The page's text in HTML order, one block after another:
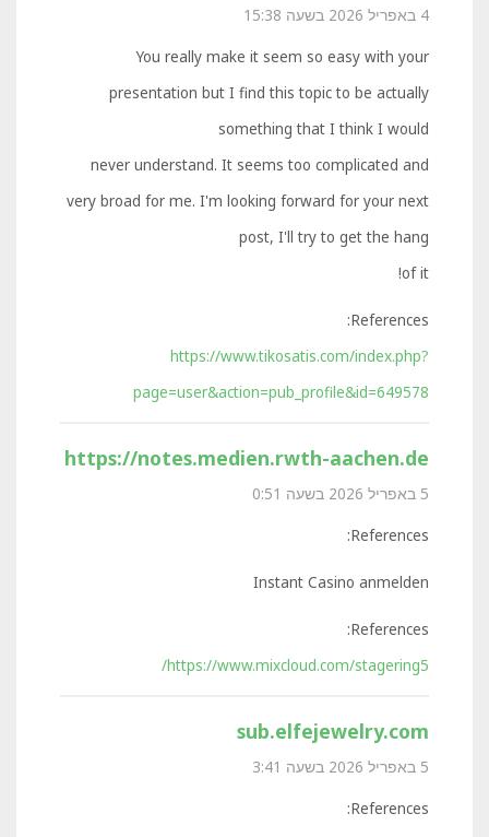
4 באפריל 2026 בשעה 15:38
You really make it seem so easy with your
presentation but I find this topic to be actually
something that I think I would
never understand. It seems too complicated and
very broad for me. I'm looking forward for your next
post, I'll try to get the hang
of it!
References:
https://www.tikosatis.com/index.php?
page=user&action=pub_profile&id=649578
https://notes.medien.rwth-aachen.de
5 באפריל 2026 בשעה 0:51
References:
Instant Casino anmelden
References:
https://www.mixcloud.com/stagering5/
sub.elfejewelry.com
5 באפריל 2026 בשעה 3:41
References: